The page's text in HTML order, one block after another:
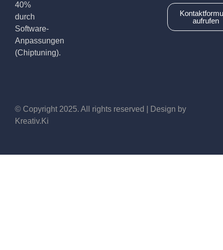
40%
durch
Software-
Anpassungen
(Chiptuning).
aufrufen
© Copyright 2025. All rights reserved | Design by
Kreativ.Ki